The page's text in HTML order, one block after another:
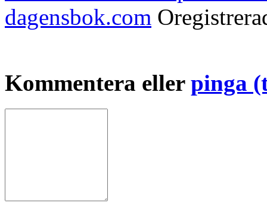
dagensbok.com
Kommentera eller pinga